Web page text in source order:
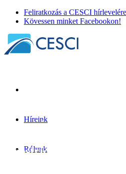
Feliratkozás a CESCI hírlevelére
Kövessen minket Facebookon!
Híreink
Rólunk
Tudományos támogatás
maastrichti éves